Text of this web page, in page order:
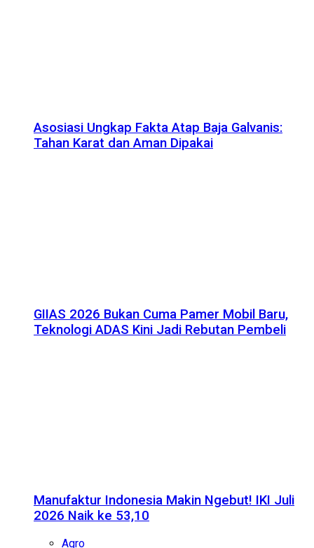
Asosiasi Ungkap Fakta Atap Baja Galvanis:
Tahan Karat dan Aman Dipakai
GIIAS 2026 Bukan Cuma Pamer Mobil Baru,
Teknologi ADAS Kini Jadi Rebutan Pembeli
Manufaktur Indonesia Makin Ngebut! IKI Juli
2026 Naik ke 53,10
Agro